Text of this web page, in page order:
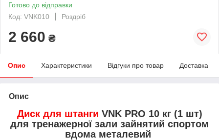
Готово до відправки
Код: VNK010
Роздріб
2 660 ₴
Опис Характеристики Відгуки про товар Доставка
Опис
Диск для штанги VNK PRO 10 кг (1 шт)
для тренажерної зали зайнятий спортом
вдома металевий